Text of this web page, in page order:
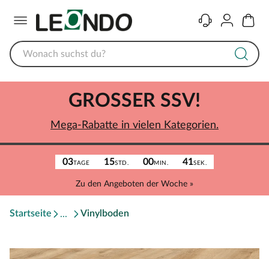
KontaktKonto
03TAGE 15STD. 00MIN. 41SEK.
Zu den Angeboten der Woche »
GROSSER SSV!
Mega-Rabatte in vielen Kategorien.
Startseite Vinylboden